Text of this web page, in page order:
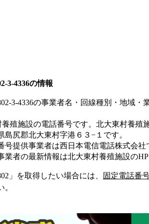
3-4336の情報
3-4336の事業者名・回線種別・地域・
殖施設の電話番号です。 北大東村養殖
島尻郡北大東村字港６３−１ です。
号提供事業者は西日本電信電話株式会社
業者の最新情報は北大東村養殖施設のHP
」を取得したい場合には、 固定電話番号